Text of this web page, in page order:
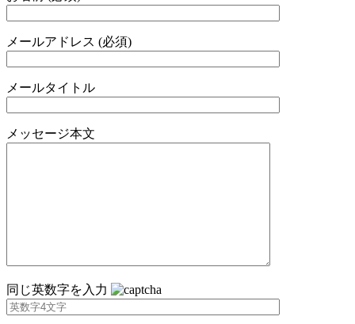
メールアドレス (必須)
メールタイトル
メッセージ本文
同じ英数字を入力